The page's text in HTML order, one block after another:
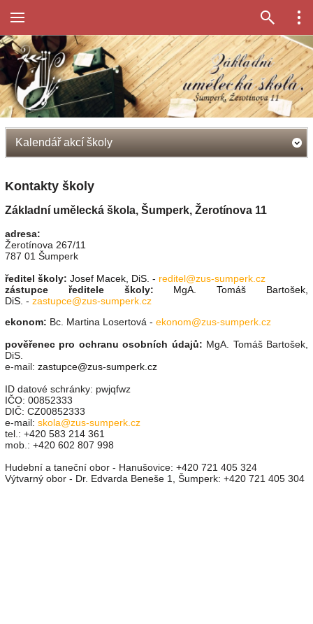
Kalendář akcí školy
Kontakty školy
Základní umělecká škola, Šumperk, Žerotínova 11
adresa:
Žerotínova 267/11
787 01 Šumperk
ředitel školy: Josef Macek, DiS . - reditel@zus-sumperk.cz
zástupce ředitele školy: MgA. Tomáš Bartošek,
DiS . - zastupce@zus-sumperk.cz
ekonom: Bc. Martina Losertová - ekonom@zus-sumperk.cz
pověřenec pro ochranu osobních údajů: MgA. Tomáš Bartošek,
DiS.
e-mail: zastupce@zus-sumperk.cz
ID datové schránky: pwjqfwz
IČO: 00852333
DIČ: CZ00852333
e-mail: skola@zus-sumperk.cz
tel.: +420 583 214 361
mob.: +420 602 807 998
Hudební a taneční obor - Hanušovice: +420 721 405 324
Výtvarný obor - Dr. Edvarda Beneše 1, Šumperk: +420 721 405 304